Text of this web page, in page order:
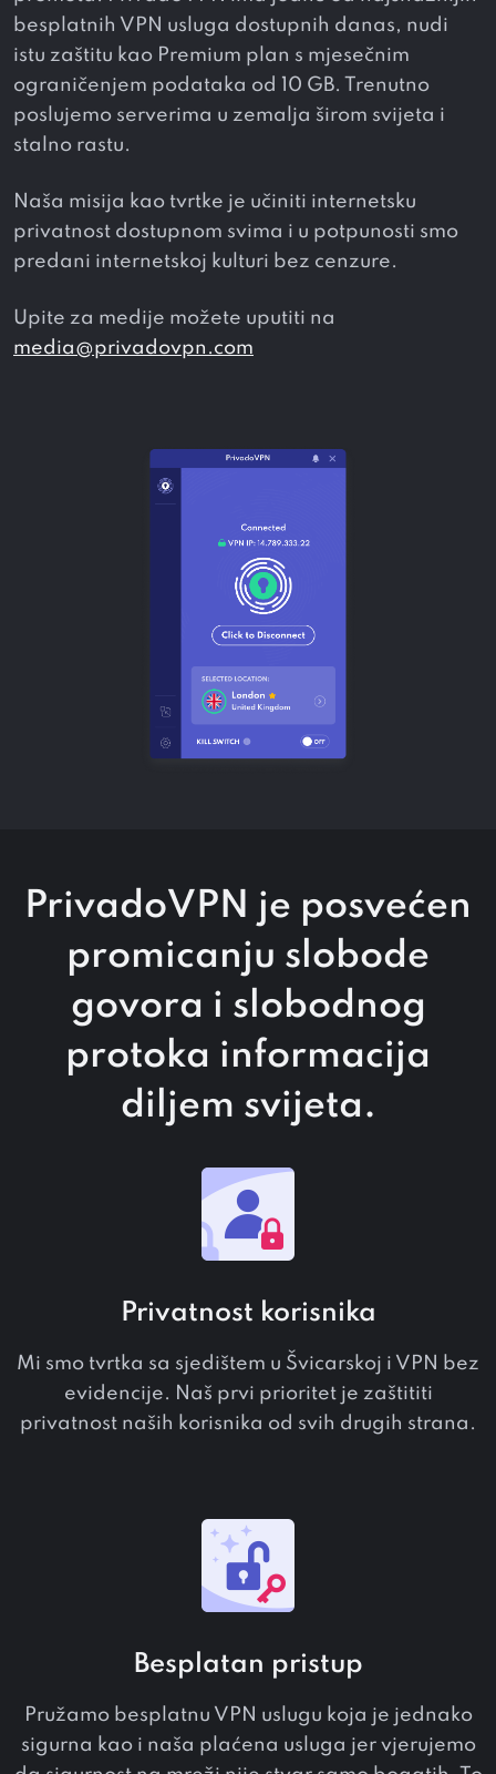
besplatnih VPN usluga dostupnih danas, nudi
istu zaštitu kao Premium plan s mjesečnim
ograničenjem podataka od 10 GB. Trenutno
poslujemo serverima u zemalja širom svijeta i
stalno rastu.
Naša misija kao tvrtke je učiniti internetsku
privatnost dostupnom svima i u potpunosti smo
predani internetskoj kulturi bez cenzure.
Upite za medije možete uputiti na
media@privadovpn.com
PrivadoVPN je posvećen
promicanju slobode
govora i slobodnog
protoka informacija
diljem svijeta.
Privatnost korisnika
Mi smo tvrtka sa sjedištem u Švicarskoj i VPN bez
evidencije. Naš prvi prioritet je zaštititi
privatnost naših korisnika od svih drugih strana.
Besplatan pristup
Pružamo besplatnu VPN uslugu koja je jednako
sigurna kao i naša plaćena usluga jer vjerujemo